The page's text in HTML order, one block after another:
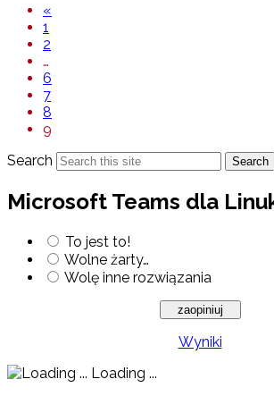
«
1
2
…
6
7
8
9
Search
Search
Microsoft Teams dla
To jest to!
Wolne żarty…
Wolę inne rozwiązania
Wyniki
Loading ...